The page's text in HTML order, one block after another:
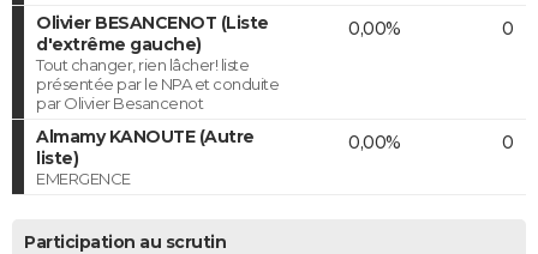
Olivier BESANCENOT (Liste
d'extrême gauche)
Tout changer, rien lâcher! liste
présentée par le NPA et conduite
par Olivier Besancenot
0,00% 0
Almamy KANOUTE (Autre
liste)
EMERGENCE
0,00% 0
Participation au scrutin